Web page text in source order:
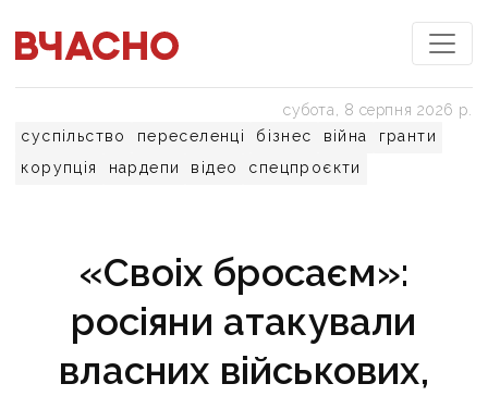
суспільство переселенці бізнес війна
гранти
корупція
нардепи відео спецпроєкти
субота, 8 серпня 2026 р.
«Своіх бросаєм»:
росіяни атакували
власних військових,